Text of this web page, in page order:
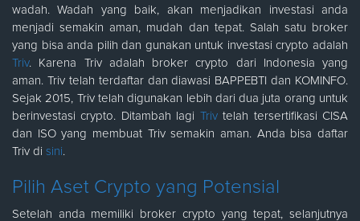
wadah. Wadah yang baik, akan menjadikan investasi anda
menjadi semakin aman, mudah dan tepat. Salah satu broker
yang bisa anda pilih dan gunakan untuk investasi crypto adalah
Triv. Karena Triv adalah broker crypto dari Indonesia yang
aman. Triv telah terdaftar dan diawasi BAPPEBTI dan KOMINFO.
Sejak 2015, Triv telah digunakan lebih dari dua juta orang untuk
berinvestasi crypto. Ditambah lagi Trivtelah tersertifikasi CISA
dan ISO yang membuat Triv semakin aman. Anda bisa daftar
Triv di sini.
Pilih Aset Crypto yang Potensial
Setelah anda memiliki broker crypto yang tepat, selanjutnya